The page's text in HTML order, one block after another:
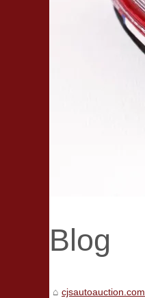
Blog
cjsautoauction.com